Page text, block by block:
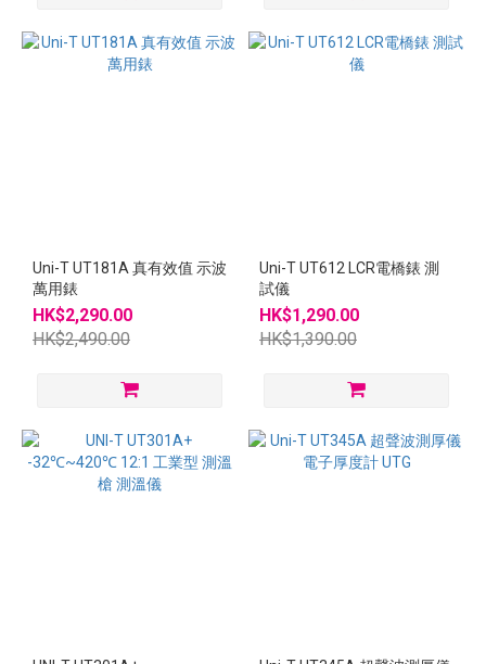
Uni-T UT181A 真有效值 示波
萬用錶
HK$2,290.00
HK$2,490.00
Uni-T UT612 LCR電橋錶 測
試儀
HK$1,290.00
HK$1,390.00